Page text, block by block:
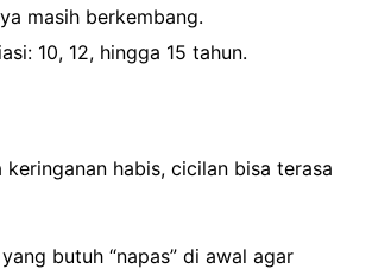
masih berkembang.
10, 12, hingga 15 tahun.
keringanan habis, cicilan bisa terasa
butuh “napas” di awal agar